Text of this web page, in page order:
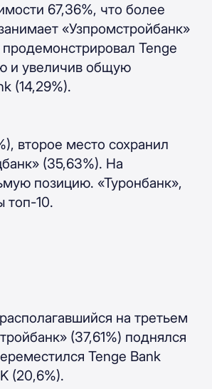
67,36%, что более
«Узпромстройбанк»
Tenge
и увеличив общую
(14,29%).
второе место сохранил
» (35,63%). На
позицию. «Туронбанк»,
топ-10.
на третьем
(37,61%) поднялся
Tenge Bank
(20,6%).